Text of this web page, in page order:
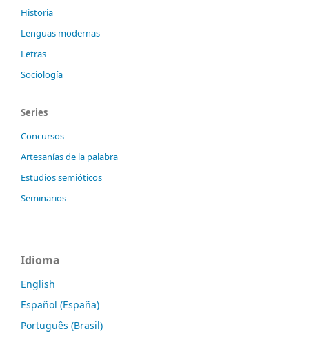
Historia
Lenguas modernas
Letras
Sociología
Series
Concursos
Artesanías de la palabra
Estudios semióticos
Seminarios
Idioma
English
Español (España)
Português (Brasil)